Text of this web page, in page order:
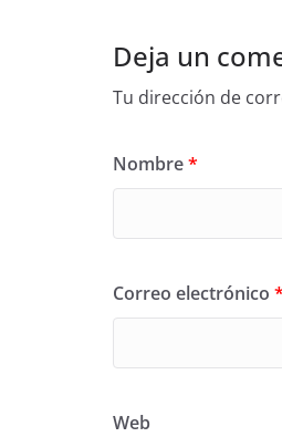
Deja un
Tu dirección de
Nombre*
Correo electrónico *
Web